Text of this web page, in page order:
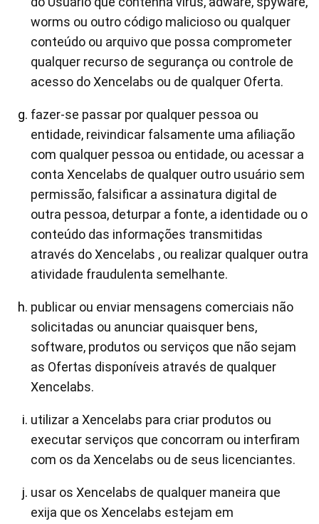
worms ou outro código malicioso ou qualquer
conteúdo ou arquivo que possa comprometer
qualquer recurso de segurança ou controle de
acesso do Xencelabs ou de qualquer Oferta.
fazer-se passar por qualquer pessoa ou
entidade, reivindicar falsamente uma afiliação
com qualquer pessoa ou entidade, ou acessar a
conta Xencelabs de qualquer outro usuário sem
permissão, falsificar a assinatura digital de
outra pessoa, deturpar a fonte, a identidade ou o
conteúdo das informações transmitidas
através do Xencelabs , ou realizar qualquer outra
atividade fraudulenta semelhante.
publicar ou enviar mensagens comerciais não
solicitadas ou anunciar quaisquer bens,
software, produtos ou serviços que não sejam
as Ofertas disponíveis através de qualquer
Xencelabs.
utilizar a Xencelabs para criar produtos ou
executar serviços que concorram ou interfiram
com os da Xencelabs ou de seus licenciantes.
usar os Xencelabs de qualquer maneira que
exija que os Xencelabs estejam em